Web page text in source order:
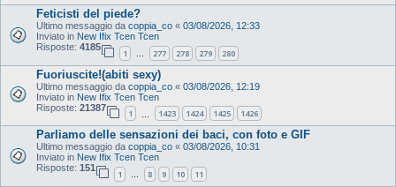
Feticisti del piede?
Ultimo messaggio da coppia_co « 03/08/2026, 12:33
Inviato in New Ifix Tcen Tcen
Risposte: 4185
1 … 277 278 279 280
Fuoriuscite!(abiti sexy)
Ultimo messaggio da coppia_co « 03/08/2026, 12:19
Inviato in New Ifix Tcen Tcen
Risposte: 21387
1 1423 1424 1425 1426
Parliamo delle sensazioni dei baci, con foto e GIF
Ultimo messaggio da coppia_co « 03/08/2026, 10:31
Inviato in New Ifix Tcen Tcen
Risposte: 151
1 … 8 9 10 11